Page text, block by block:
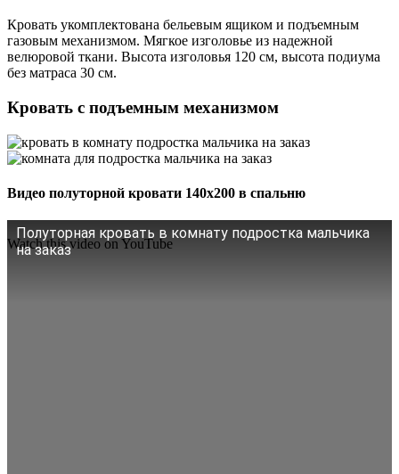
Кровать укомплектована бельевым ящиком и подъемным
газовым механизмом. Мягкое изголовье из надежной
велюровой ткани. Высота изголовья 120 см, высота подиума
без матраса 30 см.
Кровать с подъемным механизмом
Видео полуторной кровати 140х200 в спальню
Полуторная кровать в комнату подростка мальчика
на заказ
Watch this video on YouTube